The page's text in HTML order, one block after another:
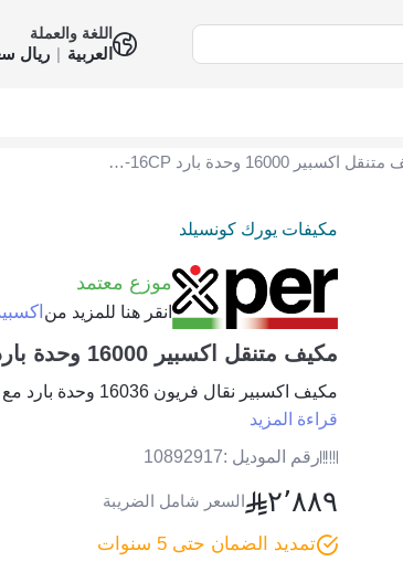
اللغة والعملة
العربية | ريال
مكيف متنقل اكسبير 16000 وحدة بارد XPR-16CP
مكيفات يورك كونسيلد
موزع معتمد
انقر هنا للمزيد من
مكيف متنقل اكسبير 16000 وحدة بارد XPR-16CP
مكيف اكسبير نقال فريون 16036 وحدة بارد مع ريموت
قراءة المزيد
رقم الموديل :10892917
٢٬٨٨٩ السعر شامل الضريبة
تمديد الضمان حتى 5 سنوات